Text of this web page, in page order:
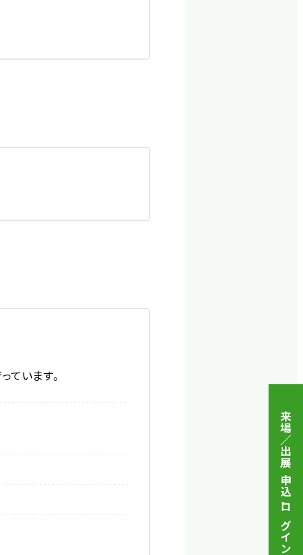
来場／出展 申込
・
ログイン
ています。